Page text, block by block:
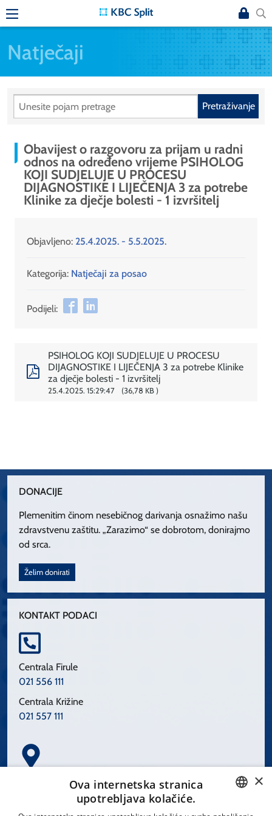
Natječaji
Pretraživanje
Obavijest o razgovoru za prijam u radni
odnos na određeno vrijeme PSIHOLOG
KOJI SUDJELUJE U PROCESU
DIJAGNOSTIKE I LIJEČENJA 3 za potrebe
Klinike za dječje bolesti - 1 izvršitelj
Objavljeno: 25.4.2025. - 5.5.2025.
Kategorija: Natječaji za posao
Podijeli:
PSIHOLOG KOJI SUDJELUJE U PROCESU
DIJAGNOSTIKE I LIJEČENJA 3 za potrebe Klinike
za dječje bolesti - 1 izvršitelj
25.4.2025. 15:29:47 36,78 KB
DONACIJE
Plemenitim činom nesebičnog darivanja osnažimo našu
zdravstvenu zaštitu. „Zarazimo“ se dobrotom, donirajmo
od srca.
Želim donirati
KONTAKT PODACI
Centrala Firule
021 556 111
Centrala Križine
021 557 111
Spinčićeva 1, 21000 Split
CROATIAN
×
Ova internetska stranica
upotrebljava kolačiće.